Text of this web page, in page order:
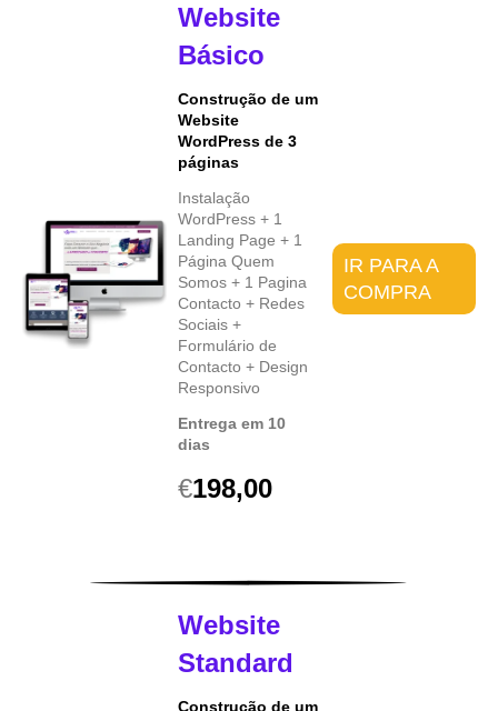
Website
Básico
Construção de um
Website
WordPress de 3
páginas
Instalação
WordPress + 1
Landing Page + 1
Página Quem
Somos + 1 Pagina
Contacto + Redes
Sociais +
Formulário de
Contacto + Design
Responsivo
Entrega em 10
dias
€198,00
IR PARA A
COMPRA
Website
Standard
Construção de um